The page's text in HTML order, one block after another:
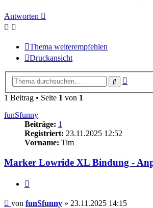
Antworten
Thema weiterempfehlen
Druckansicht
Suche
1 Beitrag • Seite 1 von 1
funSfunny
Beiträge: 1
Registriert: 23.11.2025 12:52
Vorname: Tim
Marker Lowride XL Bindung -
Beitrag
von funSfunny » 23.11.2025 14:15